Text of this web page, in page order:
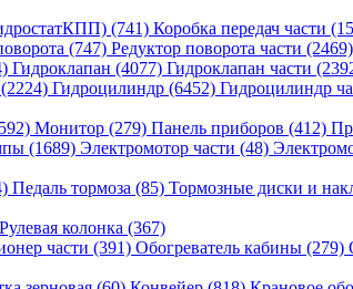
(741) Коробка передач части
(747) Редуктор поворота части (2469)
Гидроклапан (4077) Гидроклапан части
Гидроцилиндр (6452) Гидроцилиндр
Монитор (279) Панель приборов (412)
(1689) Электромотор части (48)
Педаль тормоза (85) Тормозные диски и
Рулевая колонка (367)
части (391) Обогреватель кабины (279)